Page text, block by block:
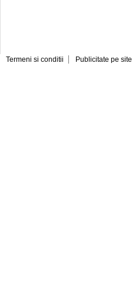
Termeni si conditii Publicitate pe site